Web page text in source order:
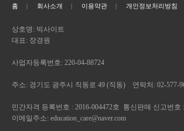
홈 회사소개 이용약관 개인정보처리방침
상호명: 빅사이트
대표: 장경원
사업자등록번호: 220-04-88724
주소: 경기도 광주시 직동로 49 (직동) 연락처: 02-577-
민간자격 등록번호 : 2016-004472호 통신판매 신고번호
이메일주소: education_care@naver.com